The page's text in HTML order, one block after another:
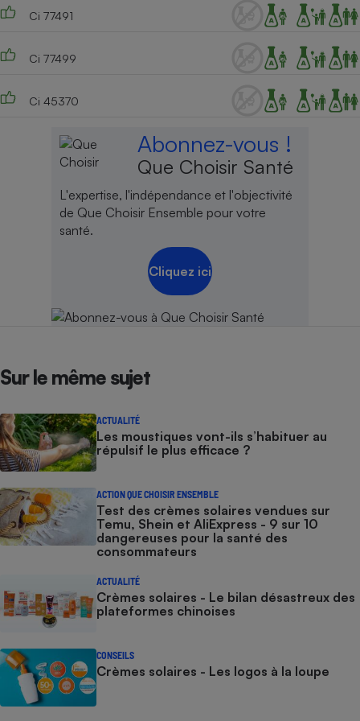
Ci 77491
Ci 77499
Ci 45370
Abonnez-vous !
Que Choisir Santé
L'expertise, l'indépendance et l'objectivité
de Que Choisir Ensemble pour votre
santé.
Cliquez ici
Sur le même sujet
ACTUALITÉ
Les moustiques vont-ils s’habituer au
répulsif le plus efficace ?
ACTION QUE CHOISIR ENSEMBLE
Test des crèmes solaires vendues sur
Temu, Shein et AliExpress - 9 sur 10
dangereuses pour la santé des
consommateurs
ACTUALITÉ
Crèmes solaires - Le bilan désastreux des
plateformes chinoises
CONSEILS
Crèmes solaires - Les logos à la loupe